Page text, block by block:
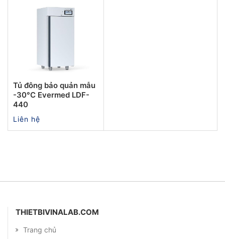
Tủ đông bảo quản mẫu
-30°C Evermed LDF-
440
Liên hệ
THIETBIVINALAB.COM
Trang chủ